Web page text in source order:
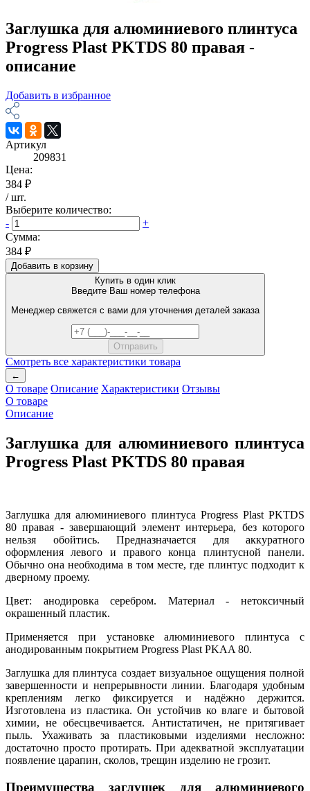
Заглушка для алюминиевого плинтуса
Progress Plast PKTDS 80 правая -
описание
Добавить в избранное
Артикул
209831
Цена:
384 ₽
/шт.
Выберите количество:
-
+
Сумма:
384 ₽
Добавить в корзину
Купить в один клик
Введите Ваш номер телефона
Менеджер свяжется с вами для уточнения деталей заказа
Смотреть все характеристики товара
←
О товаре Описание Характеристики Отзывы
О товаре
Описание
Заглушка для алюминиевого плинтуса
Progress Plast PKTDS 80 правая
Заглушка для алюминиевого плинтуса Progress Plast PKTDS
80 правая - завершающий элемент интерьера, без которого
нельзя обойтись. Предназначается для аккуратного
оформления левого и правого конца плинтусной панели.
Обычно она необходима в том месте, где плинтус подходит к
дверному проему.
Цвет: анодировка серебром. Материал - нетоксичный
окрашенный пластик.
Применяется при установке алюминиевого плинтуса с
анодированным покрытием Progress Plast PKAA 80.
Заглушка для плинтуса создает визуальное ощущения полной
завершенности и непрерывности линии. Благодаря удобным
креплениям легко фиксируется и надёжно держится.
Изготовлена из пластика. Он устойчив ко влаге и бытовой
химии, не обесцвечивается. Антистатичен, не притягивает
пыль. Ухаживать за пластиковыми изделиями несложно:
достаточно просто протирать. При адекватной эксплуатации
появление царапин, сколов, трещин изделию не грозит.
Преимущества заглушек для алюминиевого